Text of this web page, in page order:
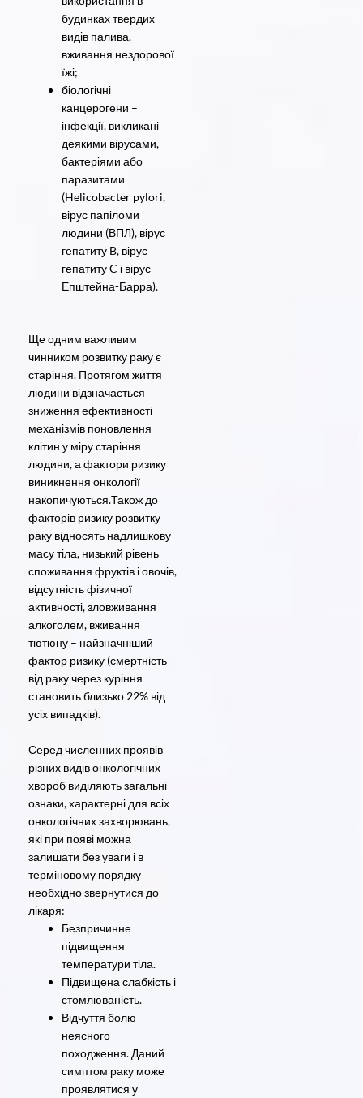
будинках твердих
видів палива,
вживання нездорової
їжі;
біологічні
канцерогени –
інфекції, викликані
деякими вірусами,
бактеріями або
паразитами
(Helicobacter pylori,
вірус папіломи
людини (ВПЛ), вірус
гепатиту B, вірус
гепатиту C і вірус
Епштейна-Барра).
Ще одним важливим
чинником розвитку раку є
старіння. Протягом життя
людини відзначається
зниження ефективності
механізмів поновлення
клітин у міру старіння
людини, а фактори ризику
виникнення онкології
накопичуються.Також до
факторів ризику розвитку
раку відносять надлишкову
масу тіла, низький рівень
споживання фруктів і овочів,
відсутність фізичної
активності, зловживання
алкоголем, вживання
тютюну – найзначніший
фактор ризику (смертність
від раку через куріння
становить близько 22% від
усіх випадків).
Серед численних проявів
різних видів онкологічних
хвороб виділяють загальні
ознаки, характерні для всіх
онкологічних захворювань,
які при появі можна
залишати без уваги і в
терміновому порядку
необхідно звернутися до
лікаря:
Безпричинне
підвищення
температури тіла.
Підвищена слабкість і
стомлюваність.
Відчуття болю
неясного
походження. Даний
симптом раку може
проявлятися у